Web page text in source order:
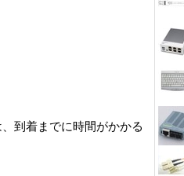
到着までに時間がかかる